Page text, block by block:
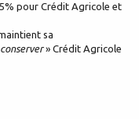
pour Crédit Agricole et
sa
conserver» Crédit Agricole